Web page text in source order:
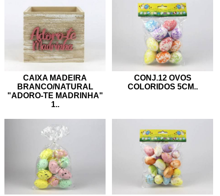
CAIXA MADEIRA
BRANCO/NATURAL
"ADORO-TE MADRINHA"
1..
CONJ.12 OVOS
COLORIDOS 5CM..